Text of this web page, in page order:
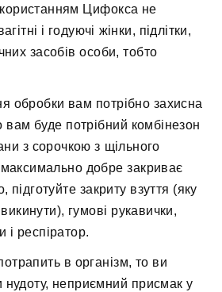
Цифокса не
і годуючі жінки, підлітки,
засобів особи, тобто
обробки вам потрібно захисна
вам буде потрібний комбінезон
з сорочкою з щільного
максимально добре закриває
підготуйте закриту взуття (яку
гумові рукавички,
і респіратор.
в організм, то ви
нудоту, неприємний присмак у